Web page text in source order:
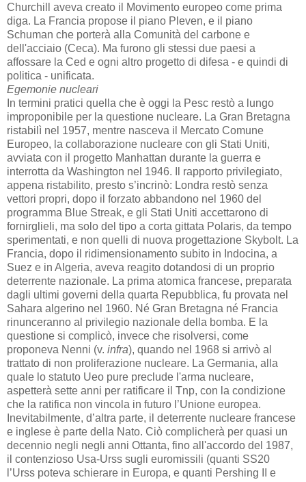
Churchill aveva creato il Movimento europeo come prima
diga. La Francia propose il piano Pleven, e il piano
Schuman che porterà alla Comunità del carbone e
dell'acciaio (Ceca). Ma furono gli stessi due paesi a
affossare la Ced e ogni altro progetto di difesa - e quindi di
politica - unificata.
Egemonie nucleari
In termini pratici quella che è oggi la Pesc restò a lungo
improponibile per la questione nucleare. La Gran Bretagna
ristabilì nel 1957, mentre nasceva il Mercato Comune
Europeo, la collaborazione nucleare con gli Stati Uniti,
avviata con il progetto Manhattan durante la guerra e
interrotta da Washington nel 1946. Il rapporto privilegiato,
appena ristabilito, presto s’incrinò: Londra restò senza
vettori propri, dopo il forzato abbandono nel 1960 del
programma Blue Streak, e gli Stati Uniti accettarono di
fornirglieli, ma solo del tipo a corta gittata Polaris, da tempo
sperimentati, e non quelli di nuova progettazione Skybolt. La
Francia, dopo il ridimensionamento subito in Indocina, a
Suez e in Algeria, aveva reagito dotandosi di un proprio
deterrente nazionale. La prima atomica francese, preparata
dagli ultimi governi della quarta Repubblica, fu provata nel
Sahara algerino nel 1960. Né Gran Bretagna né Francia
rinunceranno al privilegio nazionale della bomba. E la
questione si complicò, invece che risolversi, come
proponeva Nenni (v. infra), quando nel 1968 si arrivò al
trattato di non proliferazione nucleare. La Germania, alla
quale lo statuto Ueo pure preclude l'arma nucleare,
aspetterà sette anni per ratificare il Tnp, con la condizione
che la ratifica non vincola in futuro l’Unione europea.
Inevitabilmente, d’altra parte, il deterrente nucleare francese
e inglese è parte della Nato. Ciò complicherà per quasi un
decennio negli negli anni Ottanta, fino all'accordo del 1987,
il contenzioso Usa-Urss sugli euromissili (quanti SS20
l’Urss poteva schierare in Europa, e quanti Pershing II e